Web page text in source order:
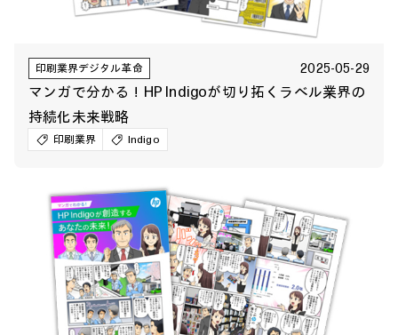
印刷業界デジタル革命 2025-05-29
マンガで分かる！HP Indigoが切り拓くラベル業界の
持続化未来戦略
印刷業界 Indigo